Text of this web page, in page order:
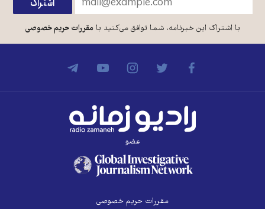
با اشتراک این خبرنامه، شما توافق می‌کنید بامقررات حریم خصوصی
عضو
مقررات حریم خصوصی